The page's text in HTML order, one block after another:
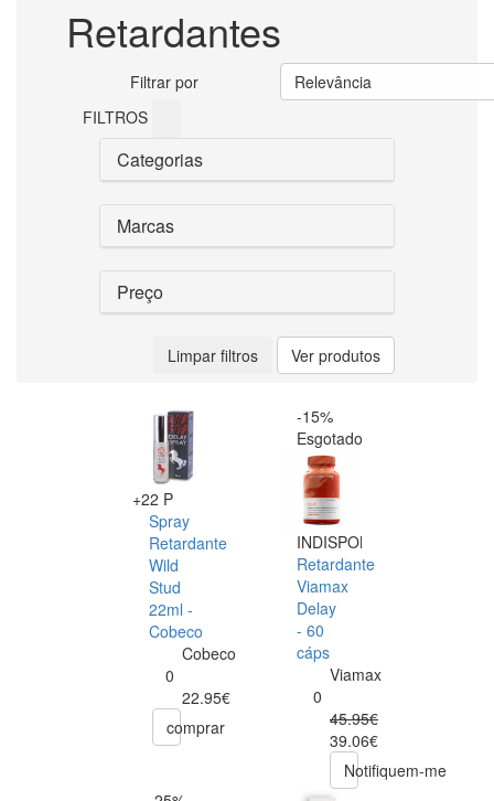
Retardantes
Filtrar por
Relevância
FILTROS
Categorias
Marcas
Preço
Limpar filtros Ver produtos
+22 P
Spray
Retardante
Wild
Stud
22ml -
Cobeco
Cobeco
0
22.95€
comprar
-15%
Esgotado
INDISPONÍVEL
Retardante
Viamax
Delay
- 60
cáps
Viamax
0
45.95€
39.06€
Notifiquem-me